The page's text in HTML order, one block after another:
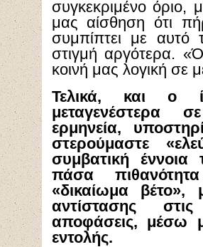
συγκεκριμένο όριο,
μας αίσθηση ότι
συμπίπτει με
στιγμή αργότερα.
κοινή μας λογική σε
Τελικά, και
μεταγενέστερα
ερμηνεία,
στερούμαστε
συμβατική έννοια
πάσα
«δικαίωμα
αντίστασης
αποφάσεις, μέσω
εντολής.